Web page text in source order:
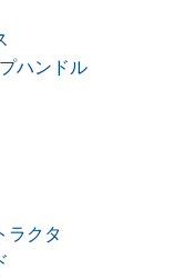
ハンドル
ラクタ